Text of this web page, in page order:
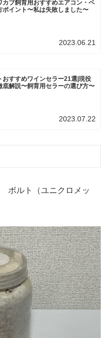
カブ飼育用おすすめエアコン・ベ
ポイント〜私は失敗しました〜
2023.06.21
おすすめワインセラー21選|現役
底解説〜飼育用セラーの選び方〜
2023.07.22
ボルト（ユニクロメッ